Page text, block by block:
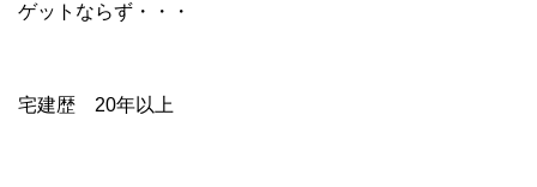
ゲットならず・・・
宅建歴 20年以上